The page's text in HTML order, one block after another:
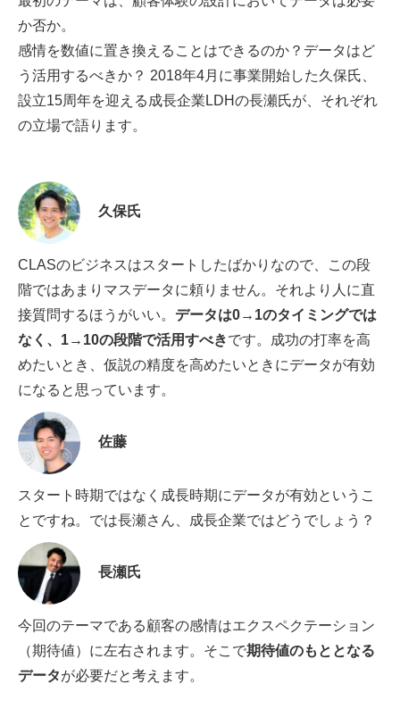
か否か。
感情を数値に置き換えることはできるのか？データはど
う活用するべきか？ 2018年4月に事業開始した久保氏、
設立15周年を迎える成長企業LDHの長瀬氏が、それぞれ
の立場で語ります。
久保氏
CLASのビジネスはスタートしたばかりなので、この段
階ではあまりマスデータに頼りません。それより人に直
接質問するほうがいい。 データは0→1のタイミングでは
なく、1→10の段階で活用すべきです。成功の打率を高
めたいとき、仮説の精度を高めたいときにデータが有効
になると思っています。
佐藤
スタート時期ではなく成長時期にデータが有効というこ
とですね。では長瀬さん、成長企業ではどうでしょう？
長瀬氏
今回のテーマである顧客の感情はエクスペクテーション
（期待値）に左右されます。そこで期待値のもととなる
データが必要だと考えます。